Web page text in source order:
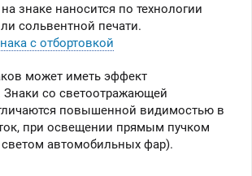
знаке наносится по технологии
сольвентной печати.
с отбортовкой
может иметь эффект
Знаки со светоотражающей
повышенной видимостью в
при освещении прямым пучком
автомобильных фар).